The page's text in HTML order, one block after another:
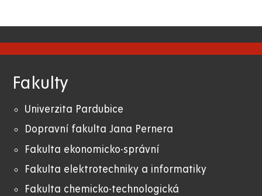
Fakulty
Univerzita Pardubice
Dopravní fakulta Jana Pernera
Fakulta ekonomicko-správní
Fakulta elektrotechniky a informatiky
Fakulta chemicko-technologická